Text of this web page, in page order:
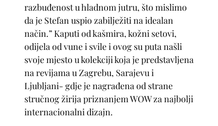
razbuđenost u hladnom jutru, što mislimo
da je Stefan uspio zabilježiti na idealan
način.” Kaputi od kašmira, kožni setovi,
odijela od vune i svile i ovog su puta našli
svoje mjesto u kolekciji koja je predstavljena
na revijama u Zagrebu, Sarajevu i
Ljubljani- gdje je nagrađena od strane
stručnog žirija priznanjem WOW za najbolji
internacionalni dizajn.